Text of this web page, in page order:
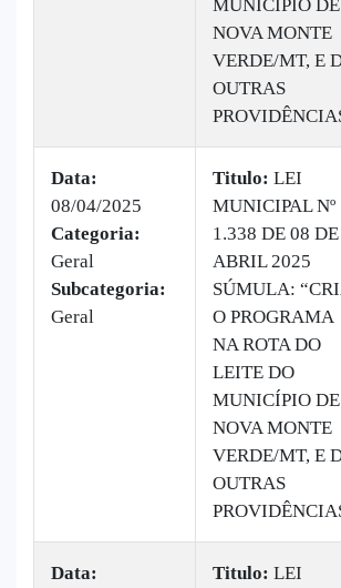
MUNICIPIO DE
NOVA MONTE
VERDE/MT, E
OUTRAS
Data:
08/04/2025
Categoria:
Geral
Subcategoria:
Geral
Titulo: LEI
MUNICIPAL Nº
1.338 DE 08 DE
ABRIL 2025
SÚMULA:
O PROGRAMA
NA ROTA DO
LEITE DO
MUNICÍPIO DE
NOVA MONTE
VERDE/MT, E
OUTRAS
Data:
Titulo: LEI